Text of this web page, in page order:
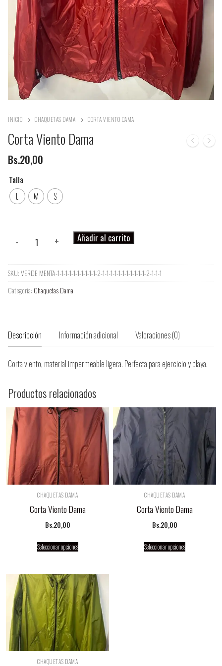
INICIO CHAQUETAS DAMA CORTA VIENTO DAMA
Corta Viento Dama
Bs.20,00
Talla
L M S
cantidad
- + Añadir al carrito
SKU:VERDE MENTA-1-1-1-1-1-1-1-1-1-1-2-1-1-1-1-1-1-1-1-1-1-1-2-1-1-1
Categoría: Chaquetas Dama
Descripción Información adicional Valoraciones (0)
Corta viento, material impermeable ligera. Perfecta para ejercicio y playa.
Productos relacionados
CHAQUETAS DAMA
Corta Viento Dama
Bs.20,00
Seleccionar opciones
CHAQUETAS DAMA
Corta Viento Dama
Bs.20,00
Seleccionar opciones
CHAQUETAS DAMA